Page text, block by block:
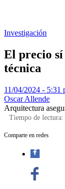
Investigación
El precio sí
técnica
11/04/2024 - 5:31
Oscar Allende
Arquitectura
Tiempo de lectura:
Comparte en redes